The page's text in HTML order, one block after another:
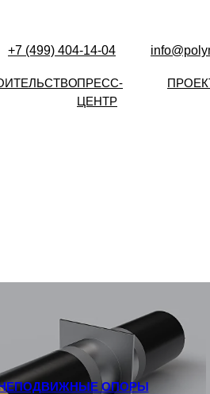
ПРЕСС-
ЦЕНТР
+7 (499) 404-14-04
ОПОРЫ